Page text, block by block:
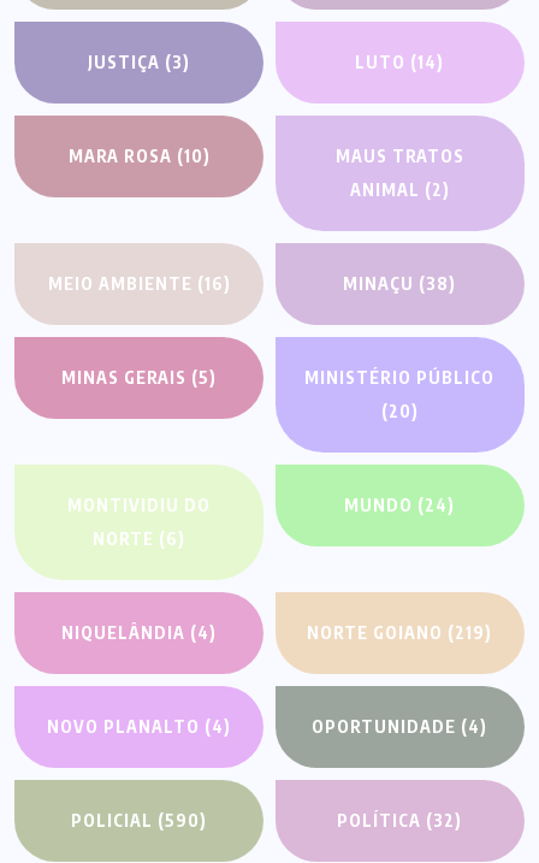
JUSTIÇA (3) LUTO (14)
MARA ROSA (10)
MAUS TRATOS
ANIMAL (2)
MEIO AMBIENTE (16) MINAÇU (38)
MINAS GERAIS (5)
MINISTÉRIO PÚBLICO
(20)
MONTIVIDIU DO
NORTE (6)
MUNDO (24)
NIQUELÂNDIA (4) NORTE GOIANO (219)
NOVO PLANALTO (4) OPORTUNIDADE (4)
POLICIAL (590) POLÍTICA (32)